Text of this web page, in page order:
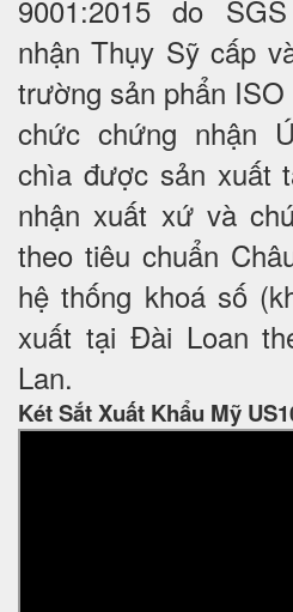
9001:2015 do
nhận Thụy Sỹ cấp
trường sản phẩn
chức chứng nhận
chìa được sản xuất
nhận xuất xứ và
theo tiêu chuẩn
hệ thống khoá số
xuất tại Đài Loan
Lan.
Két Sắt Xuất Khẩu Mỹ